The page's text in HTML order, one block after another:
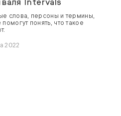
Intervals
слова, персоны и термины,
понять, что такое
2022